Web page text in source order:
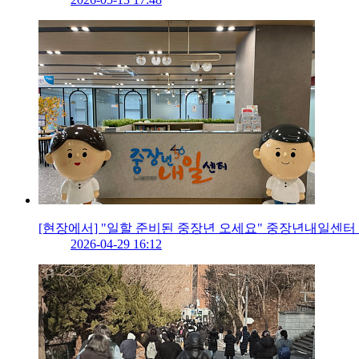
[현장에서] "일할 준비된 중장년 오세요" 중장년내일센터
2026-04-29 16:12